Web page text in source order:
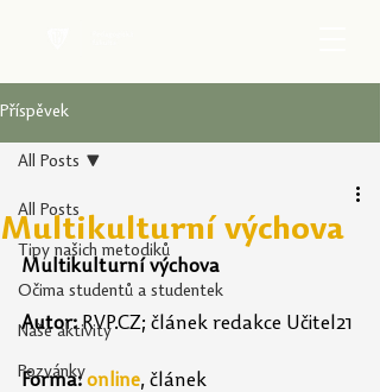
Příspěvek
All Posts
Tipy našich metodiků
Očima studentů a studentek
Naše aktivity
Pozvánky
All Posts
Multikulturní výchova
Multikulturní výchova
Autor: RVP.CZ; článek redakce Učitel21
Forma: online, článek